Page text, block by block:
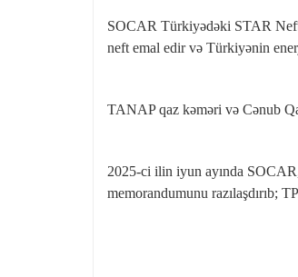
SOCAR Türkiyədəki STAR Neft
neft emal edir və Türkiyənin
TANAP qaz kəməri və Cənub
2025‑ci ilin iyun ayında
memorandumunu razılaşdırıb;